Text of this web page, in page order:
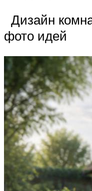
Дизайн
фото идей